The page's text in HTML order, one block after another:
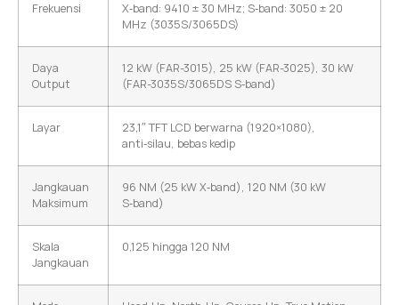
Frekuensi
X‑band: 9410 ± 30 MHz; S‑band: 3050 ± 20
MHz (3035S/3065DS)
Daya
Output
12 kW (FAR-3015), 25 kW (FAR-3025), 30 kW
(FAR-3035S/3065DS S‑band)
Layar
23,1″ TFT LCD berwarna (1920×1080),
anti‑silau, bebas kedip
Jangkauan
Maksimum
96 NM (25 kW X‑band), 120 NM (30 kW
S‑band)
Skala
Jangkauan
0,125 hingga 120 NM